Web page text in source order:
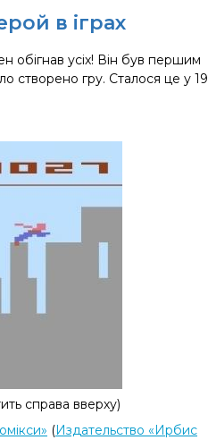
в іграх
обігнав усіх! Він був першим
створено гру. Сталося це у
ь справа вверху)
(Издательство «Ирбис